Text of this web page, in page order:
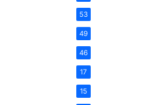
53
49
46
17
15